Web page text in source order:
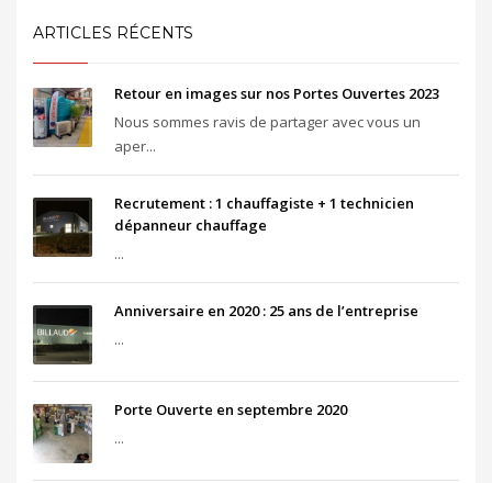
ARTICLES RÉCENTS
Retour en images sur nos Portes Ouvertes 2023
Nous sommes ravis de partager avec vous un
aper...
Recrutement : 1 chauffagiste + 1 technicien
dépanneur chauffage
...
Anniversaire en 2020 : 25 ans de l’entreprise
...
Porte Ouverte en septembre 2020
...